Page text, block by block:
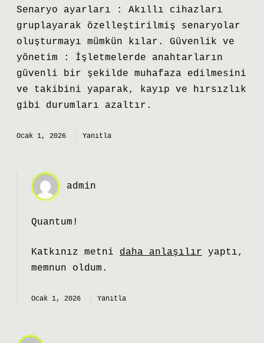
Senaryo ayarları : Akıllı cihazları
gruplayarak özelleştirilmiş senaryolar
oluşturmayı mümkün kılar. Güvenlik ve
yönetim : İşletmelerde anahtarların
güvenli bir şekilde muhafaza edilmesini
ve takibini yaparak, kayıp ve hırsızlık
gibi durumları azaltır.
Ocak 1, 2026 Yanıtla
admin
Quantum!
Katkınız metni daha anlaşılır yaptı,
memnun oldum.
Ocak 1, 2026 Yanıtla